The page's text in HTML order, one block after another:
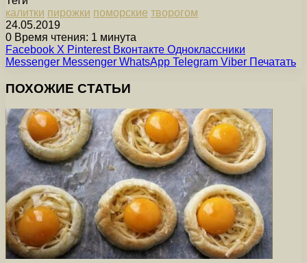
калитки пирожки поморские творогом
24.05.2019
0 Время чтения: 1 минута
Facebook X Pinterest Вконтакте Одноклассники
Messenger Messenger WhatsApp Telegram Viber Печатать
ПОХОЖИЕ СТАТЬИ